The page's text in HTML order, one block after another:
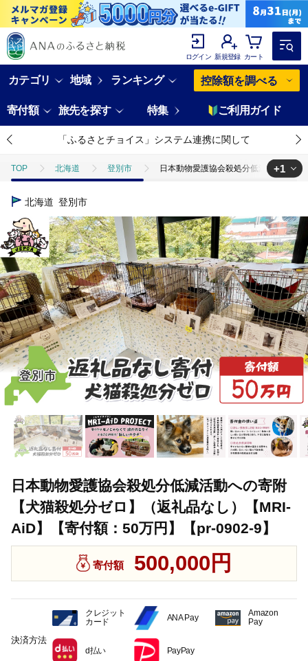
ログイン 新規登録 カート
カテゴリ 地域 ランキング 控除額を調べる
寄付額 旅先を探す 特集 ご利用ガイド
「ふるさとチョイス」システム連携に関して
TOP 北海道 登別市 日本動物愛護協会殺処分低減活動への
TOP
+1
北海道 登別市
日本動物愛護協会殺処分低減活動への寄附
【犬猫殺処分ゼロ】（返礼品なし）【MRI-
AiD】【寄付額：50万円】【pr-0902-9】
寄付額 500,000円
決済方法
クレジット
カード
ANA Pay
Amazon
Pay
d払い PayPay